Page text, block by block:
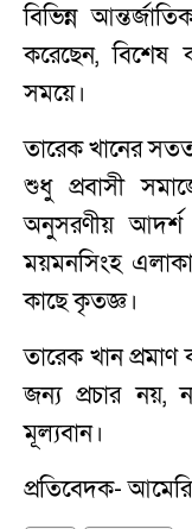
বিভিন্ন
করেছেন, বিশেষ
সময়ে।
তারেক খানের
শুধু প্রবাসী
অনুসরণীয় আদর্শ
ময়মনসিংহ
কাছে কৃতজ্ঞ।
তারেক খান
জন্য প্রচার নয়,
মূল্যবান।
প্রতিবেদক-